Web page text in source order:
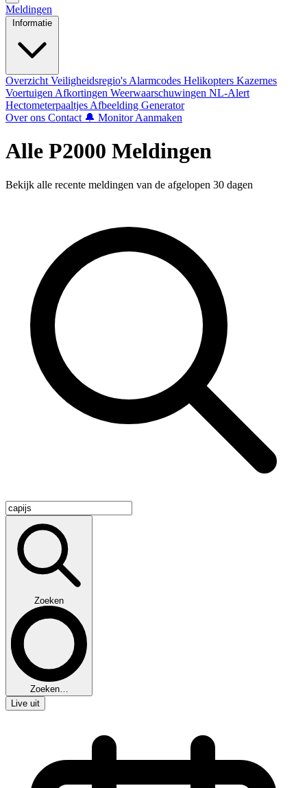
Meldingen
Informatie
Overzicht Veiligheidsregio's Alarmcodes Helikopters Kazernes
Voertuigen Afkortingen Weerwaarschuwingen NL-Alert
Hectometerpaaltjes Afbeelding Generator
Over ons Contact 🔔 Monitor Aanmaken
Alle P2000 Meldingen
Bekijk alle recente meldingen van de afgelopen 30 dagen
Zoeken
Zoeken…
Live uit